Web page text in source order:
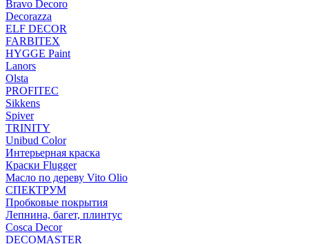
Bravo Decoro
Decorazza
ELF DECOR
FARBITEX
HYGGE Paint
Lanors
Olsta
PROFITEC
Sikkens
Spiver
TRINITY
Unibud Color
Интерьерная краска
Краски Flugger
Масло по дереву Vito Olio
СПЕКТРУМ
Пробковые покрытия
Лепнина, багет, плинтус
Cosca Decor
DECOMASTER